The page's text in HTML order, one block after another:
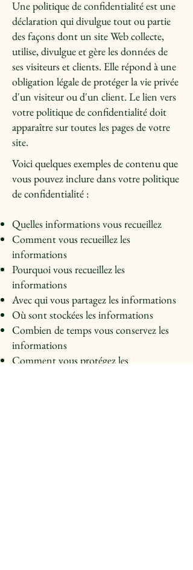
Une politique de confidentialité est une
déclaration qui divulgue tout ou partie
des façons dont un site Web collecte,
utilise, divulgue et gère les données de
ses visiteurs et clients. Elle répond à une
obligation légale de protéger la vie privée
d'un visiteur ou d'un client. Le lien vers
votre politique de confidentialité doit
apparaître sur toutes les pages de votre
site.
Voici quelques exemples de contenu que
vous pouvez inclure dans votre politique
de confidentialité :
Quelles informations vous recueillez
Comment vous recueillez les
informations
Pourquoi vous recueillez les
informations
Avec qui vous partagez les informations
Où sont stockées les informations
Combien de temps vous conservez les
informations
Comment vous protégez les